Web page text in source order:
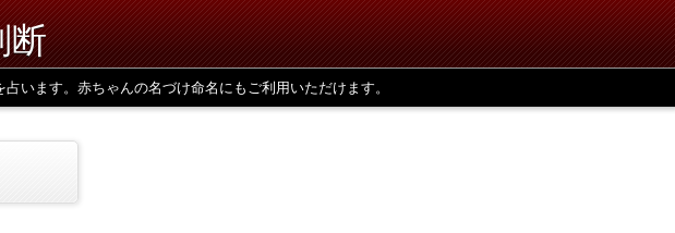
断
います。赤ちゃんの名づけ命名にもご利用いただけます。